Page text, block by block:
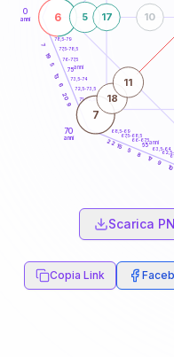
0
anni
70
anni
62,5-
63,5-64
66-67,5
67,5-68,5
68,5-69
71-72,5
72,5-73,5
73,5-74
76-77,5
77,5-78,5
78,5-79
10
9
17
8
5
15
22
9
20
6
13
5
19
7
6
7
5 17 10
18
11
65anni
75anni
Scarica
Copia Link